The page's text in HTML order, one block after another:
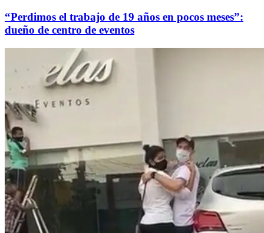
“Perdimos el trabajo de 19 años en pocos meses”:
dueño de centro de eventos